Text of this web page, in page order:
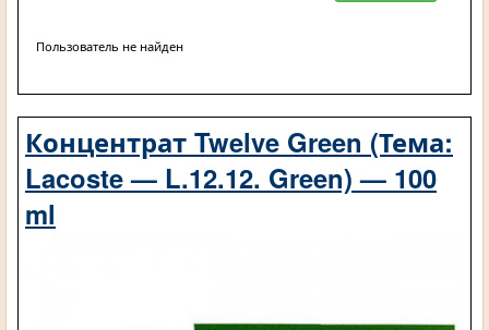
Пользователь не найден
Концентрат Twelve Green (Тема:
Lacoste — L.12.12. Green) — 100
ml